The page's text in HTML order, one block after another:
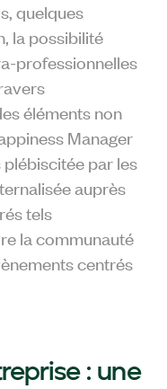
quelques
la possibilité
professionnelles
éléments non
Manager
par les
auprès
tels
la communauté
centrés
: une